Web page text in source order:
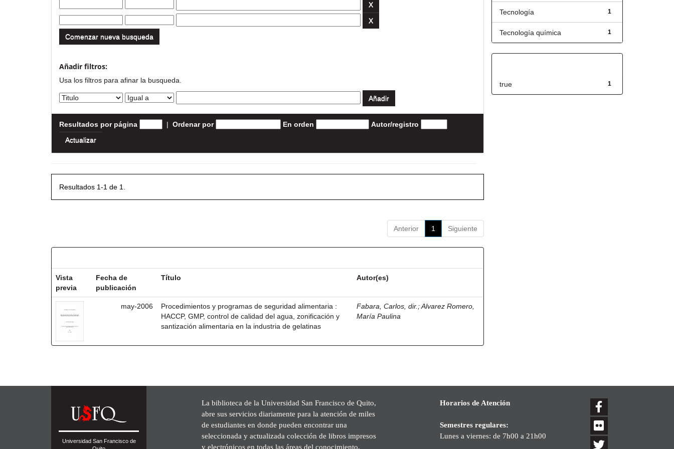
Comenzar nueva busqueda
Añadir filtros:
Usa los filtros para afinar la busqueda.
Resultados por página | Ordenar por En orden Autor/registro
Resultados 1-1 de 1.
Anterior 1 Siguiente
Vista
previa
Fecha de
publicación
Título Autor(es)
may-2006
Procedimientos y programas de seguridad alimentaria :
HACCP, GMP, control de calidad del agua, zonificación y
santización alimentaria en la industria de gelatinas
Fabara, Carlos, dir. ;Alvarez Romero,
María Paulina
1
Tecnología
1
Tecnología química
1
true
Universidad San Francisco de
La biblioteca de la Universidad San Francisco de Quito,
abre sus servicios diariamente para la atención de miles
de estudiantes en donde pueden encontrar una
seleccionada y actualizada colección de libros impresos
y electrónicos en todas las áreas del conocimiento,
Horarios de Atención
Semestres regulares:
Lunes a viernes: de 7h00 a 21h00